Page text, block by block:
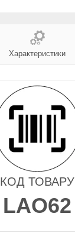
Характеристики
КОД ТОВАРУ
LAO62